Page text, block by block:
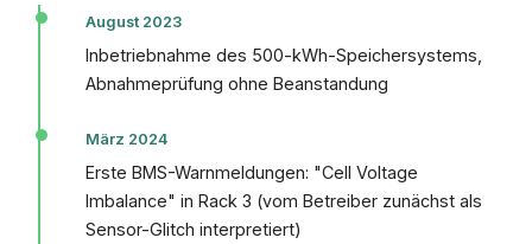
August 2023
Inbetriebnahme des 500-kWh-Speichersystems,
Abnahmeprüfung ohne Beanstandung
März 2024
Erste BMS-Warnmeldungen: "Cell Voltage
Imbalance" in Rack 3 (vom Betreiber zunächst als
Sensor-Glitch interpretiert)